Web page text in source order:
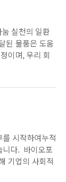
실천의 일환
된 물품은 도움
이며, 우리 회
시작하여누적
니다. 바이오포
기업의 사회적